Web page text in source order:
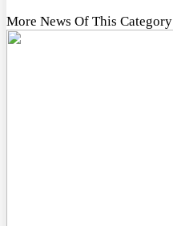
More News Of This Category